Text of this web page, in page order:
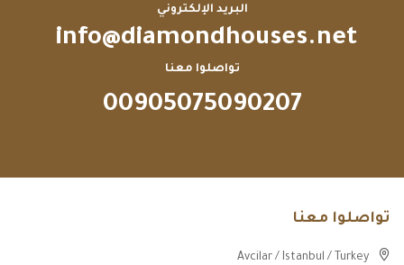
البريد الإلكتروني
info@diamondhouses.net
تواصلوا معنا
00905075090207
تواصلوا معنا
Avcilar / Istanbul / Turkey